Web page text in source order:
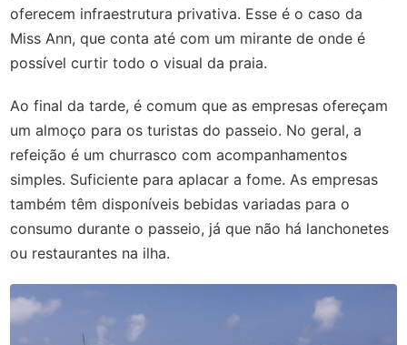
oferecem infraestrutura privativa. Esse é o caso da
Miss Ann, que conta até com um mirante de onde é
possível curtir todo o visual da praia.
Ao final da tarde, é comum que as empresas ofereçam
um almoço para os turistas do passeio. No geral, a
refeição é um churrasco com acompanhamentos
simples. Suficiente para aplacar a fome. As empresas
também têm disponíveis bebidas variadas para o
consumo durante o passeio, já que não há lanchonetes
ou restaurantes na ilha.